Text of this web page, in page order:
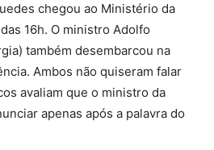
chegou ao Ministério da
16h. O ministro Adolfo
também desembarcou na
Ambos não quiseram falar
avaliam que o ministro da
apenas após a palavra do